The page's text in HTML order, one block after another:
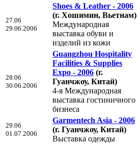
27.06
29.06.2006
Shoes & Leather - 2006
(г. Хошимин, Вьетнам)
Международная
выставка обуви и
изделий из кожи
28.06
30.06.2006
Guangzhou Hospitality
Facilities & Supplies
Expo - 2006 (г.
Гуанчжоу, Китай)
4-я Международная
выставка гостиничного
бизнеса
29.06
01.07.2006
Garmentech Asia - 2006
(г. Гуанчжоу, Китай)
Выставка одежды